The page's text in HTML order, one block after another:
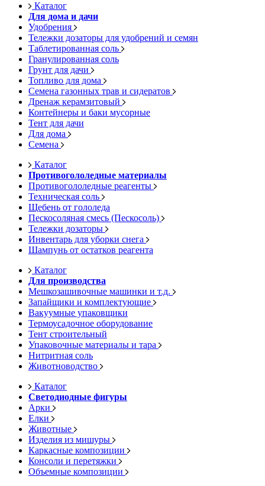
Каталог
Для дома и дачи
Удобрения
Тележки дозаторы для удобрений и семян
Таблетированная соль
Гранулированная соль
Грунт для дачи
Топливо для дома
Семена газонных трав и сидератов
Дренаж керамзитовый
Контейнеры и баки мусорные
Тент для дачи
Для дома
Семена
Каталог
Противогололедные материалы
Противогололедные реагенты
Техническая соль
Щебень от гололеда
Пескосоляная смесь (Пескосоль)
Тележки дозаторы
Инвентарь для уборки снега
Шампунь от остатков реагента
Каталог
Для производства
Мешкозашивочные машинки и т.д.
Запайщики и комплектующие
Вакуумные упаковщики
Термоусадочное оборудование
Тент строительный
Упаковочные материалы и тара
Нитритная соль
Животноводство
Каталог
Светодиодные фигуры
Арки
Елки
Животные
Изделия из мишуры
Каркасные композиции
Консоли и перетяжки
Объемные композиции